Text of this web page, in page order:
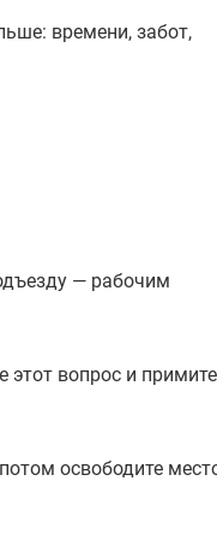
времени, забот,
— рабочим
этот вопрос и примите
освободите